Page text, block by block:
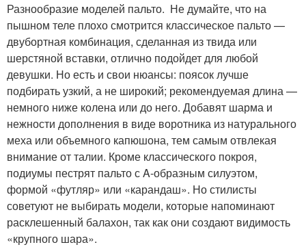
Разнообразие моделей пальто. Не думайте, что на
пышном теле плохо смотрится классическое пальто —
двубортная комбинация, сделанная из твида или
шерстяной вставки, отлично подойдет для любой
девушки. Но есть и свои нюансы: поясок лучше
подбирать узкий, а не широкий; рекомендуемая длина —
немного ниже колена или до него. Добавят шарма и
нежности дополнения в виде воротника из натурального
меха или объемного капюшона, тем самым отвлекая
внимание от талии. Кроме классического покроя,
подиумы пестрят пальто с A-образным силуэтом,
формой «футляр» или «карандаш». Но стилисты
советуют не выбирать модели, которые напоминают
расклешенный балахон, так как они создают видимость
«крупного шара».